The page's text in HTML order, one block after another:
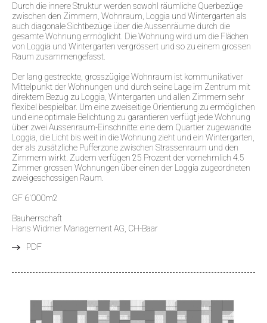
Durch die innere Struktur werden sowohl räumliche Querbezüge
zwischen den Zimmern, Wohnraum, Loggia und Wintergarten als
auch diagonale Sichtbezüge über die Aussenräume durch die
gesamte Wohnung ermöglicht. Die Wohnung wird um die Flächen
von Loggia und Wintergarten vergrössert und so zu einem grossen
Raum zusammengefasst.
Der lang gestreckte, grosszügige Wohnraum ist kommunikativer
Mittelpunkt der Wohnungen und durch seine Lage im Zentrum mit
direktem Bezug zu Loggia, Wintergarten und allen Zimmern sehr
flexibel bespielbar. Um eine zweiseitige Orientierung zu ermöglichen
und eine optimale Belichtung zu garantieren verfügt jede Wohnung
über zwei Aussenraum-Einschnitte: eine dem Quartier zugewandte
Loggia, die Licht bis weit in die Wohnung zieht und ein Wintergarten,
der als zusätzliche Pufferzone zwischen Strassenraum und den
Zimmern wirkt. Zudem verfügen 25 Prozent der vornehmlich 4.5
Zimmer grossen Wohnungen über einen der Loggia zugeordneten
zweigeschossigen Raum.
GF 6'000m2
Bauherrschaft
Hans Widmer Management AG, CH-Baar
PDF